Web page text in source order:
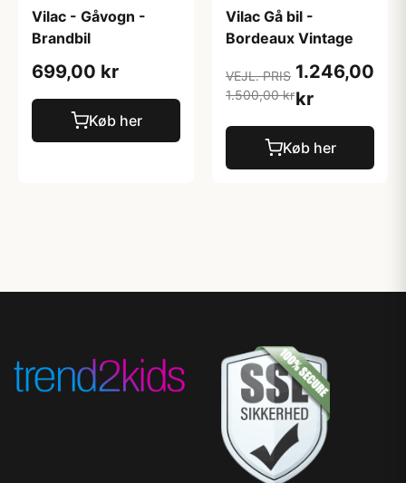
Vilac - Gåvogn -
Brandbil
699,00 kr
Køb her
Vilac Gå bil -
Bordeaux Vintage
VEJL. PRIS
1.500,00 kr
1.246,00
kr
Køb her